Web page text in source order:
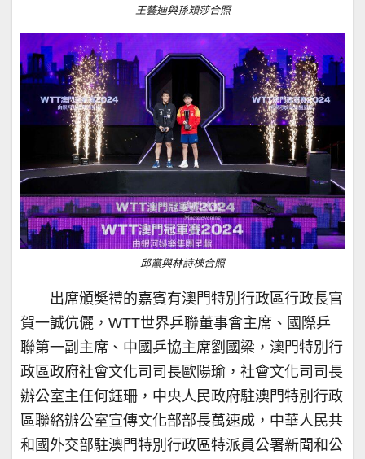
王藝迪與孫穎莎合照
邱黨與林詩棟合照
出席頒奬禮的嘉賓有澳門特別行政區行政長官
賀一誠伉儷，WTT世界乒聯董事會主席、國際乒
聯第一副主席、中國乒協主席劉國梁，澳門特別行
政區政府社會文化司司長歐陽瑜，社會文化司司長
辦公室主任何鈺珊，中央人民政府駐澳門特別行政
區聯絡辦公室宣傳文化部部長萬速成，中華人民共
和國外交部駐澳門特別行政區特派員公署新聞和公